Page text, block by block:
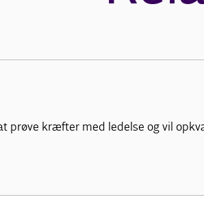
prøve kræfter med ledelse og vil